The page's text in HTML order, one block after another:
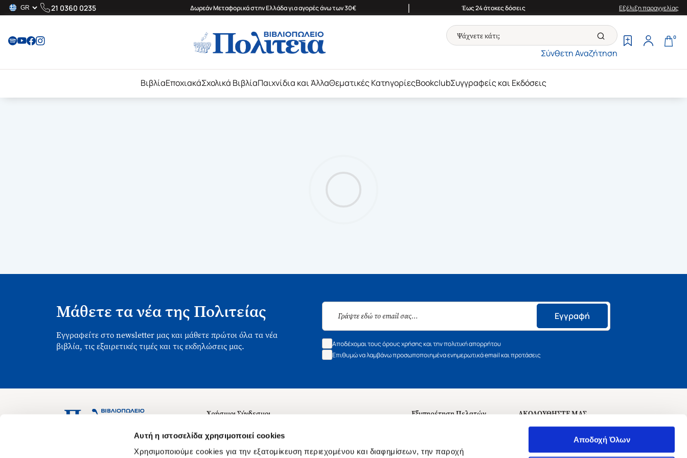
Αυτή η ιστοσελίδα χρησιμοποιεί cookies
Χρησιμοποιούμε cookies για την εξατομίκευση περιεχομένου και διαφημίσεων, την παροχή
Αποδοχή Όλων
21 0360 0235 Δωρεάν Μεταφορικά στην Ελλάδα για αγορές άνω των 30€ | Έως 24 άτοκες δόσεις Εξέλιξη παραγγελίας
Σύνθετη Αναζήτηση
0
ΒιβλίαΕποχιακάΣχολικά ΒιβλίαΠαιχνίδια και ΆλλαΘεματικές ΚατηγορίεςBookclubΣυγγραφείς και Εκδόσεις
Μάθετε τα νέα της Πολιτείας
Εγγραφείτε στο newsletter μας και μάθετε πρώτοι όλα τα νέα
βιβλία, τις εξαιρετικές τιμές και τις εκδηλώσεις μας.
Εγγραφή
Αποδέχομαι τους όρους χρήσης και την πολιτική απορρήτου
Επιθυμώ να λαμβάνω προσωποποιημένα ενημερωτικά email και προτάσεις
Ασκληπιού 1-3, Αθήνα 106 79
Χρήσιμοι Σύνδεσμοι
Σχετικά με εμάς
Θέσεις Εργασίας
Εξυπηρέτηση Πελατών
ΑΚΟΛΟΥΘΗΣΤΕ ΜΑΣ